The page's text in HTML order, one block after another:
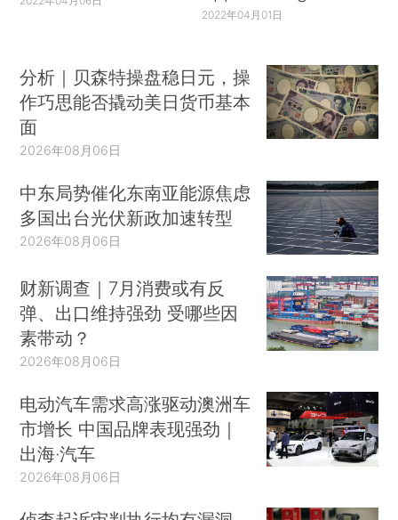
2022年04月01日
分析｜贝森特操盘稳日元，操
作巧思能否撬动美日货币基本
面
2026年08月06日
中东局势催化东南亚能源焦虑
多国出台光伏新政加速转型
2026年08月06日
财新调查｜7月消费或有反
弹、出口维持强劲 受哪些因
素带动？
2026年08月06日
电动汽车需求高涨驱动澳洲车
市增长 中国品牌表现强劲｜
出海·汽车
2026年08月06日